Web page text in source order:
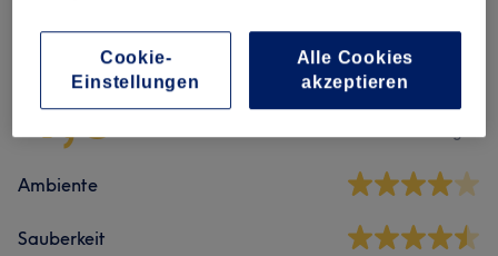
4,6
Ambiente
Sauberkeit
Cookie-
Einstellungen
Alle Cookies
akzeptieren